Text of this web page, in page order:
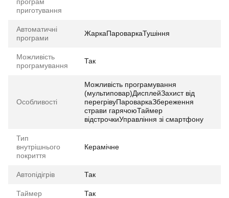
приготування
Автоматичні
програми
ЖаркаПароваркаТушіння
Можливість
програмування
Так
Особливості
Можливість програмування
(мультиповар)ДисплейЗахист від
перегрівуПароваркаЗбереження
страви гарячоюТаймер
відстрочкиУправління зі смартфону
Тип
внутрішнього
покриття
Керамічне
Автопідігрів Так
Таймер Так